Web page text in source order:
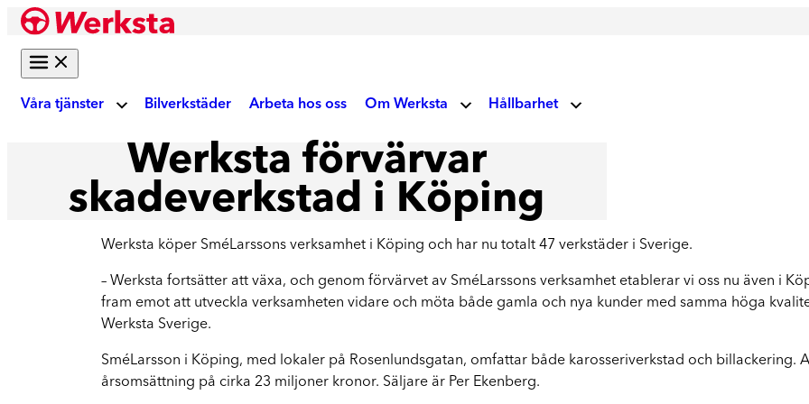
Hoppa
innehåll
Våra tjänster
Bilreparation
Gör digital fotobesiktning eller boka tid på
Auktoriserad skadeverkstad
Glas
Lagning av stenskott och byte av vindruta
Bilverkstäder Arbeta hos oss Om Werksta
Om oss
Aktuellt
Werksta Group
Hållbarhet
Vårt fokus på miljö och klimat
Våra vägvisare
Corporate Governance
Hållbarhetsrapporter
Ta del av våra rapporter
Werksta förvärvar
skadeverkstad i Köping
Werksta köper SméLarssons verksamhet i Köping och har nu totalt 47 verkstäder i Sverige.
– Werksta fortsätter att växa, och genom förvärvet av SméLarssons verksamhet etablerar vi oss nu även i
fram emot att utveckla verksamheten vidare och möta både gamla och nya kunder med samma höga
Werksta Sverige.
SméLarsson i Köping, med lokaler på Rosenlundsgatan, omfattar både karosseriverkstad och billackering.
årsomsättning på cirka 23 miljoner kronor. Säljare är Per Ekenberg.